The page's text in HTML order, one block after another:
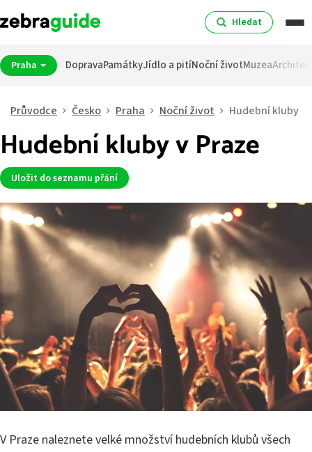
Hledat
Praha DopravaPamátkyJídlo a pitíNoční životMuzea
Průvodce Česko Praha Noční život Hudební kluby
Hudební kluby v Praze
Uložit do seznamu přání
V Praze naleznete velké množství hudebních klubů všech